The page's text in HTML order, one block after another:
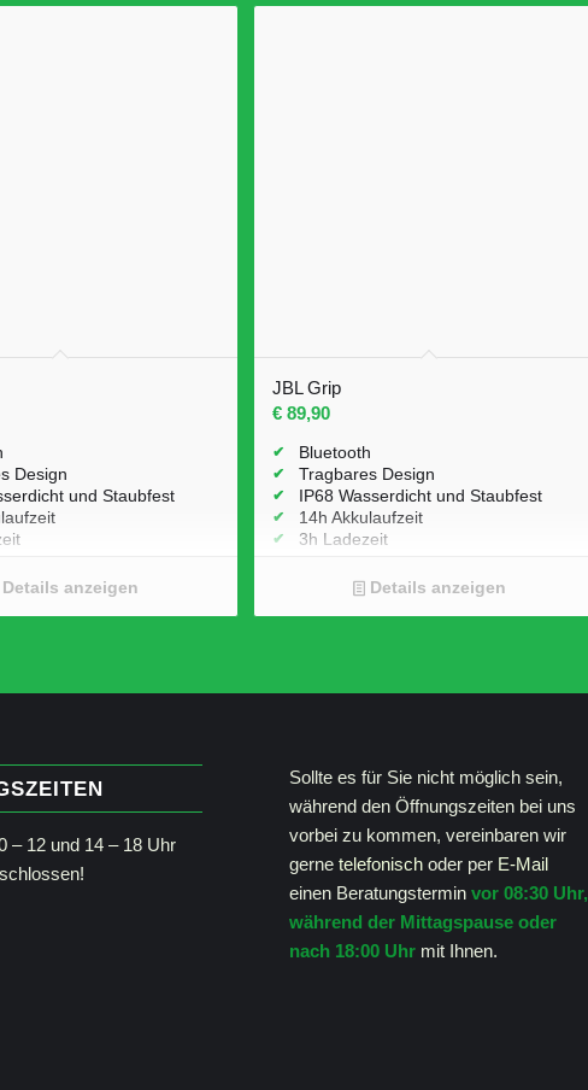
Design
und Staubfest
H x T (cm) 8.6 x 13.5 x 4.6
anzeigen
JBL Grip
€ 89,90
Bluetooth
Tragbares Design
IP68 Wasserdicht und Staubfest
14h Akkulaufzeit
3h Ladezeit
Ambient LightDetails anzeigen
– 12 und 14 – 18 Uhr
Sollte es für Sie nicht möglich sein,
während den Öffnungszeiten bei uns
vorbei zu kommen, vereinbaren wir
gernetelefonisch oder per E-Mail
einen Beratungsterminvor 08:30 Uhr,
während der Mittagspause oder
nach 18:00 Uhr mit Ihnen.